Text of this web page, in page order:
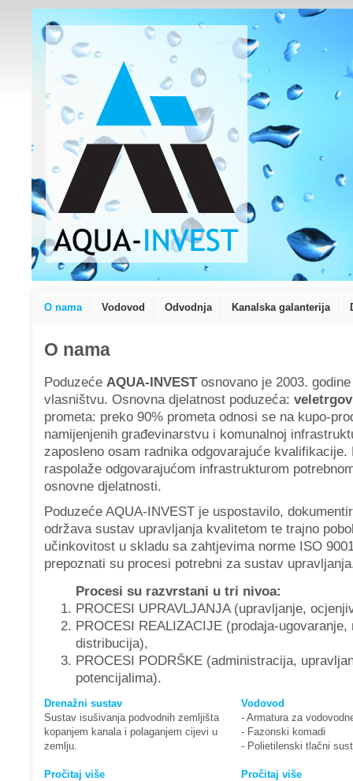
O nama Vodovod Odvodnja Kanalska galanterija
O nama
Poduzeće AQUA-INVESTosnovano je 2003.
vlasništvu. Osnovna djelatnost poduzeća:
prometa: preko 90% prometa odnosi se na kupo-
namijenjenih građevinarstvu i komunalnoj
zaposleno osam radnika odgovarajuće kvalifikacije.
raspolaže odgovarajućom infrastrukturom
osnovne djelatnosti.
Poduzeće AQUA-INVEST je uspostavilo,
održava sustav upravljanja kvalitetom te trajno
učinkovitost u skladu sa zahtjevima norme ISO
prepoznati su procesi potrebni za sustav
Procesi su razvrstani u tri nivoa:
PROCESI UPRAVLJANJA (upravljanje,
PROCESI REALIZACIJE (prodaja-ugovaranje,
distribucija),
PROCESI PODRŠKE (administracija,
potencijalima).
Drenažni sustav
Sustav isušivanja podvodnih zemljišta
kopanjem kanala i polaganjem cijevi u
zemlju.
Pročitaj više
Vodovod
- Armatura za
- Fazonski komadi
- Polietilenski tlačni
Pročitaj više